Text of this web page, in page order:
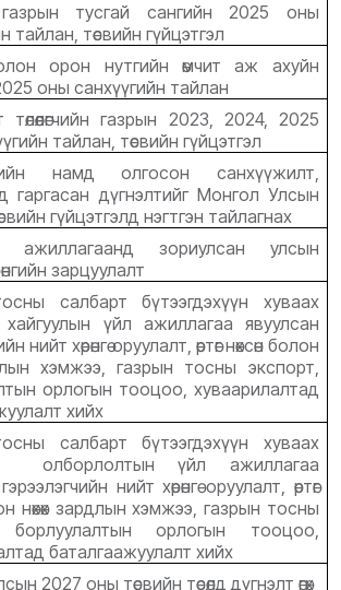
тусгай сангийн 2025 оны
тайлан, төсвийн гүйцэтгэл
орон нутгийн өмчит аж ахуйн
оны санхүүгийн тайлан
газрын 2023, 2024, 2025
тайлан, төсвийн гүйцэтгэл
намд олгосон санхүүжилт,
гаргасан дүгнэлтийг Монгол Улсын
гүйцэтгэлд нэгтгэн тайлагнах
ажиллагаанд зориулсан улсын
зарцуулалт
салбарт бүтээгдэхүүн хуваах
хайгуулын үйл ажиллагаа явуулсан
нийт хөрөнгө оруулалт, өртөг нөхсөн болон
хэмжээ, газрын тосны экспорт,
орлогын тооцоо, хуваарилалтад
хийх
салбарт бүтээгдэхүүн хуваах
олборлолтын үйл ажиллагаа
нийт хөрөнгө оруулалт, өртөг
нөхөх зардлын хэмжээ, газрын тосны
борлуулалтын орлогын тооцоо,
баталгаажуулалт хийх
2027 оны төсвийн төсөлд дүгнэлт өгөх